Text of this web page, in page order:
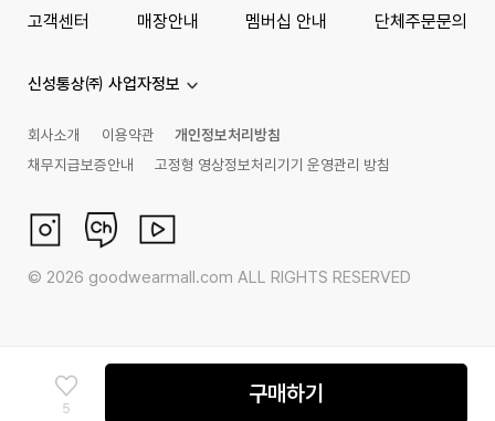
5
구매하기
고객센터 매장안내 멤버십 안내 단체주문문의
신성통상㈜ 사업자정보
회사소개 이용약관
개인정보처리방침
채무지급보증안내
고정형 영상정보처리기기 운영관리 방침
© 2026 goodwearmall.com ALL RIGHTS RESERVED